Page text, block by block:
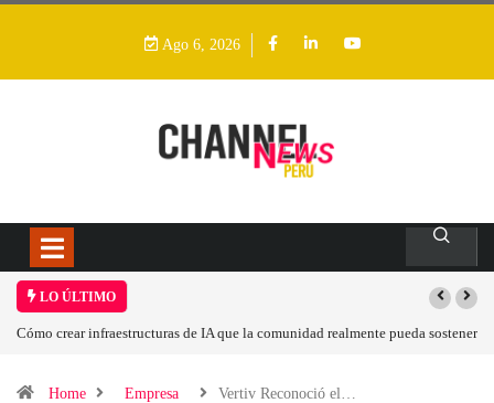
Ago 6, 2026
LO ÚLTIMO
de IA que la comunidad realmente pueda sostenerLas tarjetas
Home Empresa Vertiv Reconoció el…